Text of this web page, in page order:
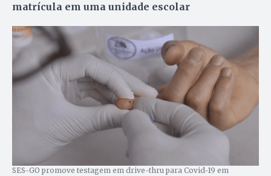
matrícula em uma unidade escolar
SES-GO promove testagem em drive-thru para Covid-19 em